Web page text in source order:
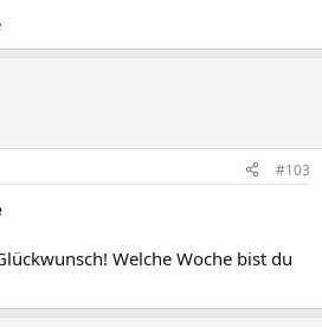
#103
Welche Woche bist du